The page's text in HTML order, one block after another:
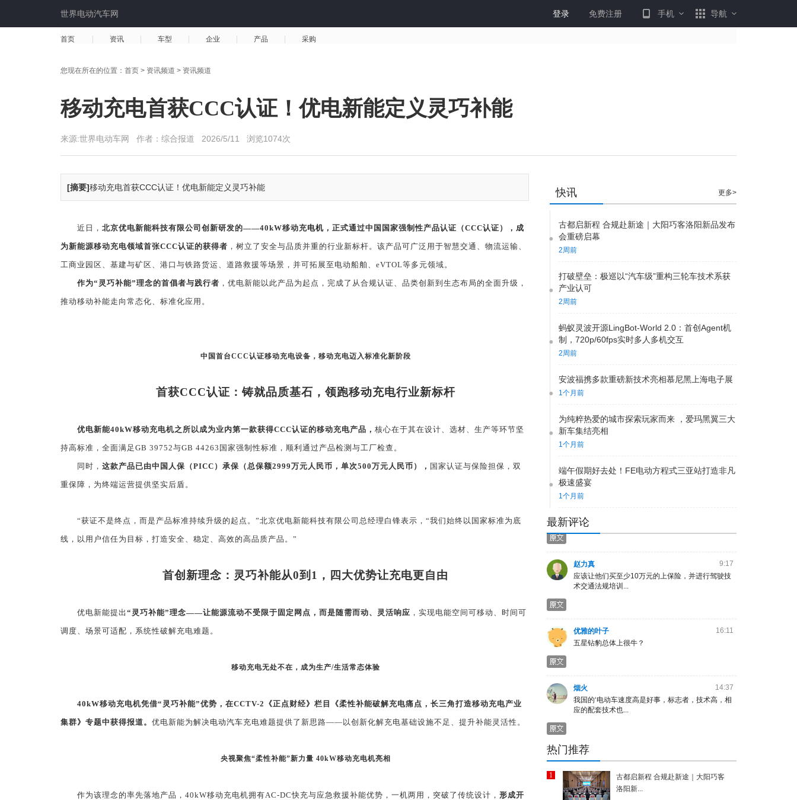
世界电动汽车网 登录 免费注册 手机 导航
首页 资讯 车型 企业 产品 采购
您现在所在的位置： 首页 > 资讯频道 > 资讯频道
移动充电首获CCC认证！优电新能定义灵巧补能
来源:世界电动车网 作者：综合报道 2026/5/11 浏览1074次
[摘要]移动充电首获CCC认证！优电新能定义灵巧补能
近日， 北京优电新能科技有限公司创新研发的——40kW移动充电机 ，正式通过中国国家强制性产品认证（CCC认证），成
为新能源移动充电领域首张CCC认证的获得者 ，树立了安全与品质并重的行业新标杆。该产品可广泛用于智慧交通、物流运输、
工商业园区、基建与矿区、港口与铁路货运、道路救援等场景，并可拓展至电动船舶、 eVTOL等多元领域。
作为“灵巧补能”理念的首倡者与践行者 ，优电新能以此产品为起点，完成了从合规认证、品类创新到生态布局的全面升级，
推动移动补能走向常态化、标准化应用。
中国首台CCC认证移动充电设备，移动充电迈入标准化新阶段
首获CCC认证：铸就品质基石，领跑移动充电行业新标杆
优电新能40kW移动充电机之所以成为业内第一款获得CCC认证的移动充电产品， 核心在于其在设计、选材、生产等环节坚
持高标准，全面满足 GB 39752与GB 44263 国家强制性标准，顺利通过产品检测与工厂检查。
同时， 这款产品已由中国人保（PICC ）承保（总保额2999万元人民币，单次500万元人民币）， 国家认证与保险担保，双
重保障，为终端运营提供坚实后盾。
“获证不是终点，而是产品标准持续升级的起点。”北京优电新能科技有限公司总经理白锋表示，“我们始终以国家标准为底
线，以用户信任为目标，打造安全、稳定、高效的高品质产品。”
首创新理念：灵巧补能从0到 1 ，四大优势让充电更自由
优电新能提出 “灵巧补能”理念——让能源流动不受限于固定网点，而是随需而动、灵活响应 ，实现电能空间可移动、时间可
调度、场景可适配，系统性破解充电难题。
移动充电无处不在，成为生产/生活常态体验
40kW移动充电机凭借“ 灵巧补能”优势，在CCTV-2 《正点财经》栏目《柔性补能破解充电痛点，长三角打造移动充电产业
集群》专题中获得报道。 优电新能为解决电动汽车充电难题提供了新思路—— 以创新化解充电基础设施不足、提升补能灵活性。
央视聚焦“柔性补能”新力量 40kW移动充电机亮相
作为该理念的率先落地产品， 40kW移动充电机拥有AC-DC快充与应急救援补能优势，一机两用，突破了传统设计， 形成开
快讯 更多>
古都启新程 合规赴新途｜大阳巧客洛阳新品发布
会重磅启幕
2周前
打破壁垒：极巡以“汽车级”重构三轮车技术系获
产业认可
2周前
蚂蚁灵波开源LingBot-World 2.0：首创Agent机
制，720p/60fps实时多人多机交互
2周前
安波福携多款重磅新技术亮相慕尼黑上海电子展
1个月前
为纯粹热爱的城市探索玩家而来 ，爱玛黑翼三大
新车集结亮相
1个月前
端午假期好去处！FE电动方程式三亚站打造非凡
极速盛宴
1个月前
最新评论
车坏了，卖车的不干了，全国售后电话一直不接，
方面群众，就是好！
再好的車路权是主要问题。需努力。
穆和容
2:24
我有雅迪电动车不保护经销商权益的新闻，谁写的
文章来帮我写一下...
不是
应该让他们买至少10万元的上保险，并进行驾驶技
术交通法规培训...
五星钻豹总体上很牛？
我国的‘电动车速度高是好事，标志者，技术高，相
应的配套技术也...
在坦洲骑超标电动车要拘留吗
周乐林
热门推荐
1
古都启新程 合规赴新途｜大阳巧客
洛阳新...